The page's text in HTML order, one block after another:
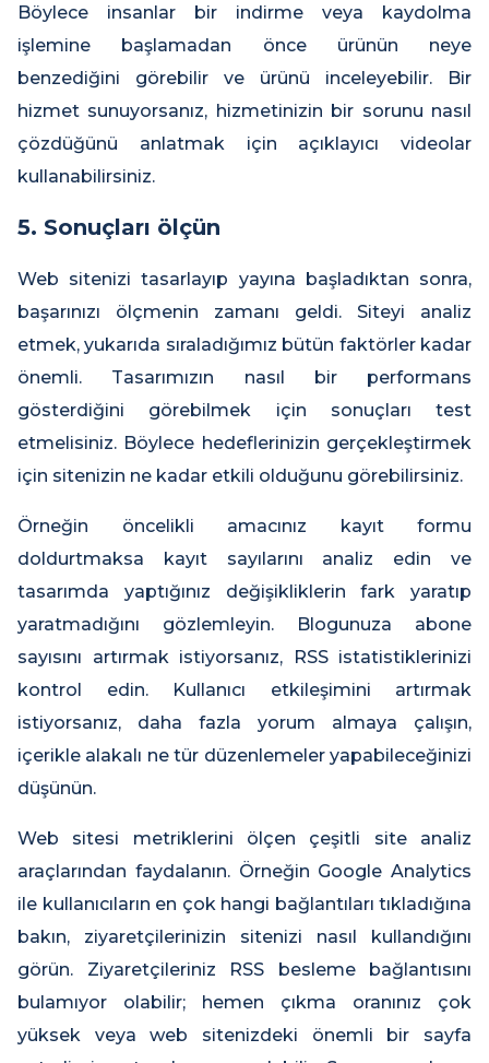
Böylece insanlar bir indirme veya kaydolma
işlemine başlamadan önce ürünün neye
benzediğini görebilir ve ürünü inceleyebilir. Bir
hizmet sunuyorsanız, hizmetinizin bir sorunu nasıl
çözdüğünü anlatmak için açıklayıcı videolar
kullanabilirsiniz.
5. Sonuçları ölçün
Web sitenizi tasarlayıp yayına başladıktan sonra,
başarınızı ölçmenin zamanı geldi. Siteyi analiz
etmek, yukarıda sıraladığımız bütün faktörler kadar
önemli. Tasarımızın nasıl bir performans
gösterdiğini görebilmek için sonuçları test
etmelisiniz. Böylece hedeflerinizin gerçekleştirmek
için sitenizin ne kadar etkili olduğunu görebilirsiniz.
Örneğin öncelikli amacınız kayıt formu
doldurtmaksa kayıt sayılarını analiz edin ve
tasarımda yaptığınız değişikliklerin fark yaratıp
yaratmadığını gözlemleyin. Blogunuza abone
sayısını artırmak istiyorsanız, RSS istatistiklerinizi
kontrol edin. Kullanıcı etkileşimini artırmak
istiyorsanız, daha fazla yorum almaya çalışın,
içerikle alakalı ne tür düzenlemeler yapabileceğinizi
düşünün.
Web sitesi metriklerini ölçen çeşitli site analiz
araçlarından faydalanın. Örneğin Google Analytics
ile kullanıcıların en çok hangi bağlantıları tıkladığına
bakın, ziyaretçilerinizin sitenizi nasıl kullandığını
görün. Ziyaretçileriniz RSS besleme bağlantısını
bulamıyor olabilir; hemen çıkma oranınız çok
yüksek veya web sitenizdeki önemli bir sayfa